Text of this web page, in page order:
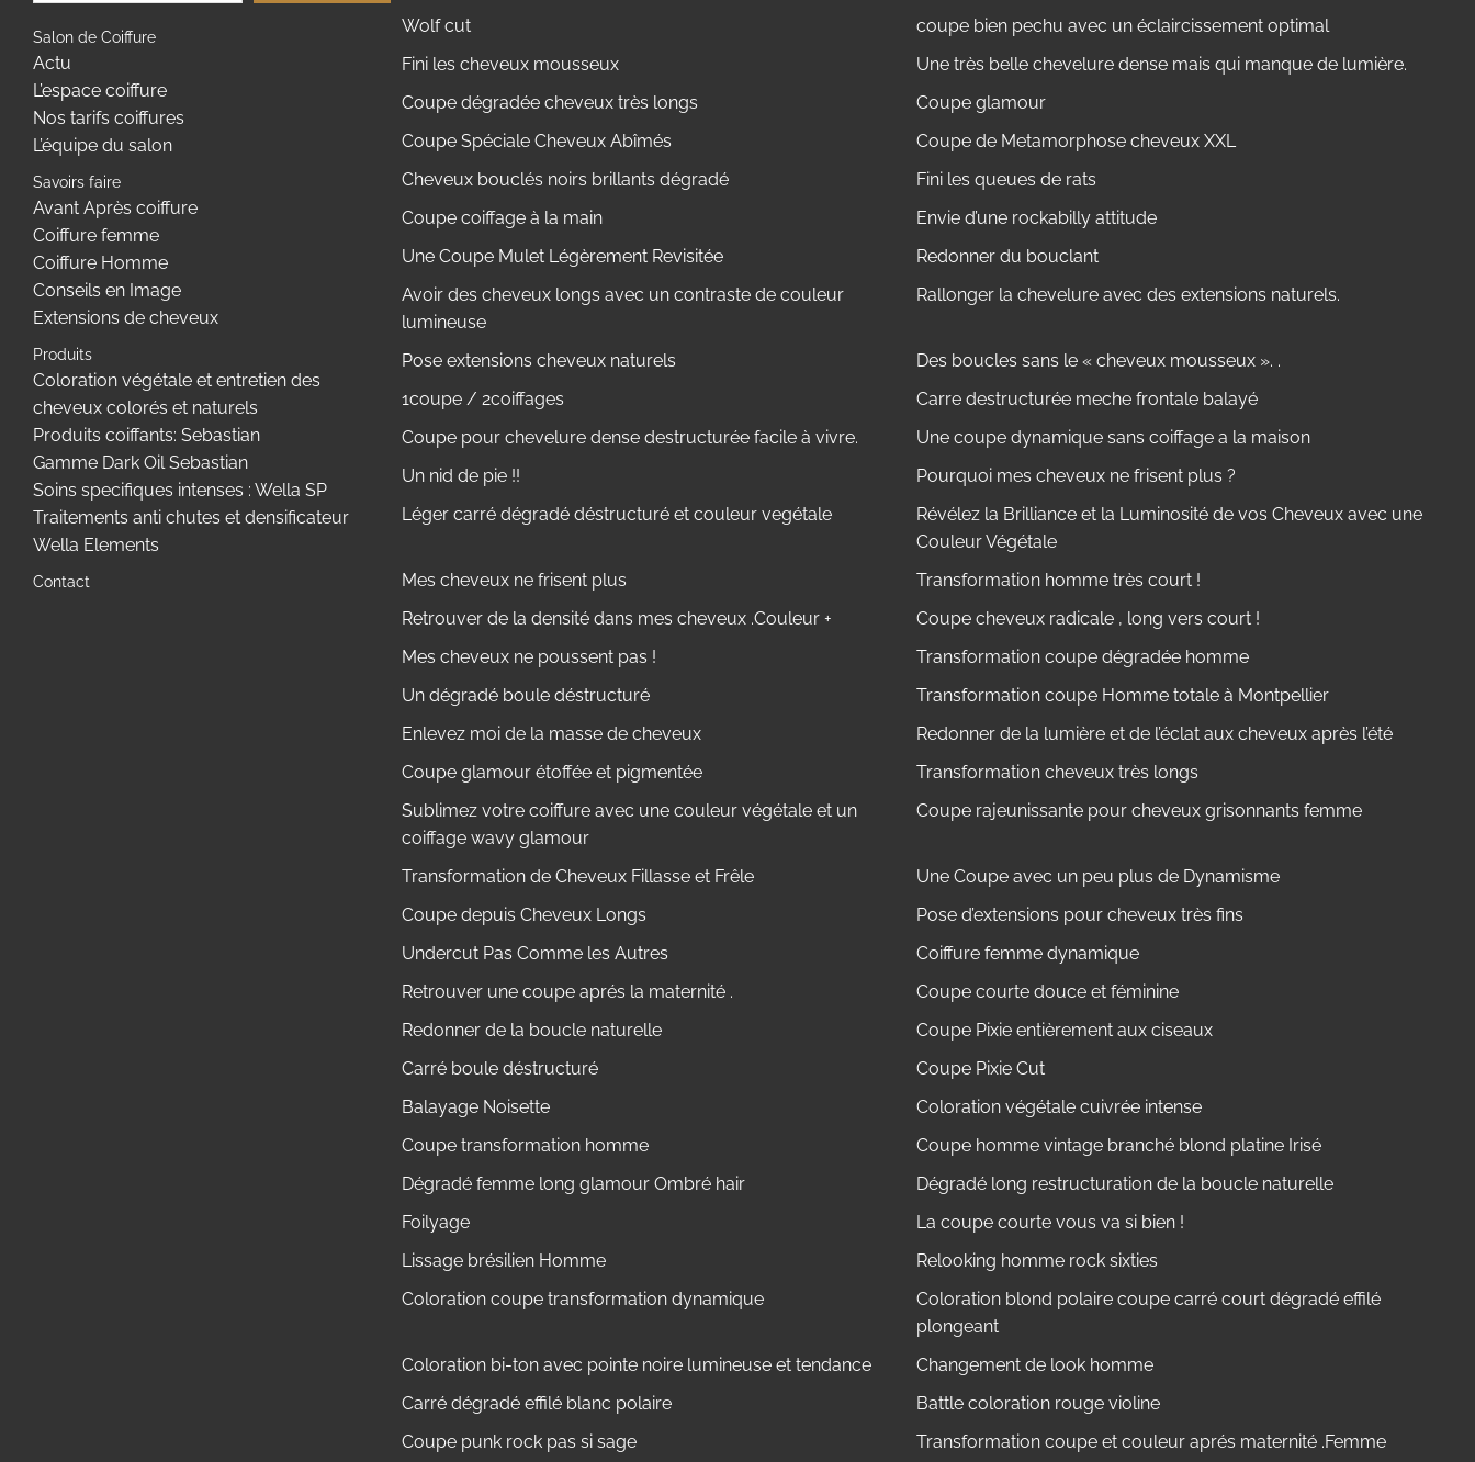
Salon de Coiffure
Actu
L’espace coiffure
Nos tarifs coiffures
L’équipe du salon
Savoirs faire
Avant Après coiffure
Coiffure femme
Coiffure Homme
Conseils en Image
Extensions de cheveux
Produits
Coloration végétale et entretien des
cheveux colorés et naturels
Produits coiffants: Sebastian
Gamme Dark Oil Sebastian
Soins specifiques intenses : Wella SP
Traitements anti chutes et densificateur
Wella Elements
Contact
Wolf cut
coupe bien pechu avec un éclaircissement optimal
Fini les cheveux mousseux
Une très belle chevelure dense mais qui manque de lumière.
Coupe dégradée cheveux très longs
Coupe glamour
Coupe Spéciale Cheveux Abîmés
Coupe de Metamorphose cheveux XXL
Cheveux bouclés noirs brillants dégradé
Fini les queues de rats
Coupe coiffage à la main
Envie d’une rockabilly attitude
Une Coupe Mulet Légèrement Revisitée
Redonner du bouclant
Avoir des cheveux longs avec un contraste de couleur
lumineuse
Rallonger la chevelure avec des extensions naturels.
Pose extensions cheveux naturels
Des boucles sans le « cheveux mousseux ». .
1coupe / 2coiffages
Carre destructurée meche frontale balayé
Coupe pour chevelure dense destructurée facile à vivre.
Une coupe dynamique sans coiffage a la maison
Un nid de pie !!
Pourquoi mes cheveux ne frisent plus ?
Léger carré dégradé déstructuré et couleur vegétale
Révélez la Brilliance et la Luminosité de vos Cheveux avec une
Couleur Végétale
Mes cheveux ne frisent plus
Transformation homme très court !
Retrouver de la densité dans mes cheveux .Couleur +
Coupe cheveux radicale , long vers court !
Mes cheveux ne poussent pas !
Transformation coupe dégradée homme
Un dégradé boule déstructuré
Transformation coupe Homme totale à Montpellier
Enlevez moi de la masse de cheveux
Redonner de la lumière et de l’éclat aux cheveux après l’été
Coupe glamour étoffée et pigmentée
Transformation cheveux très longs
Sublimez votre coiffure avec une couleur végétale et un
coiffage wavy glamour
Coupe rajeunissante pour cheveux grisonnants femme
Transformation de Cheveux Fillasse et Frêle
Une Coupe avec un peu plus de Dynamisme
Coupe depuis Cheveux Longs
Pose d’extensions pour cheveux très fins
Undercut Pas Comme les Autres
Coiffure femme dynamique
Retrouver une coupe aprés la maternité .
Coupe courte douce et féminine
Redonner de la boucle naturelle
Coupe Pixie entièrement aux ciseaux
Carré boule déstructuré
Coupe Pixie Cut
Balayage Noisette
Coloration végétale cuivrée intense
Coupe transformation homme
Coupe homme vintage branché blond platine Irisé
Dégradé femme long glamour Ombré hair
Dégradé long restructuration de la boucle naturelle
Foilyage
La coupe courte vous va si bien !
Lissage brésilien Homme
Relooking homme rock sixties
Coloration coupe transformation dynamique
Coloration blond polaire coupe carré court dégradé effilé
plongeant
Coloration bi-ton avec pointe noire lumineuse et tendance
Changement de look homme
Carré dégradé effilé blanc polaire
Battle coloration rouge violine
Coupe punk rock pas si sage
Transformation coupe et couleur aprés maternité .Femme